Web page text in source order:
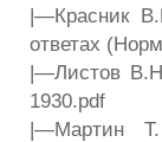
|—Красник
ответах
|—Листов
1930.pdf
|—Мартин Т.